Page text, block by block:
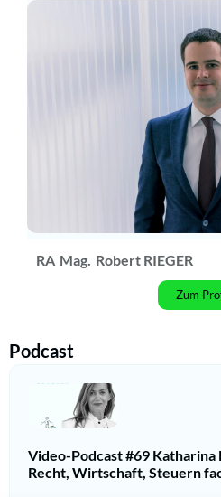
RA Mag. Robert RIEGER
Zum
Podcast
Video-Podcast #69
Recht, Wirtschaft, Steuern